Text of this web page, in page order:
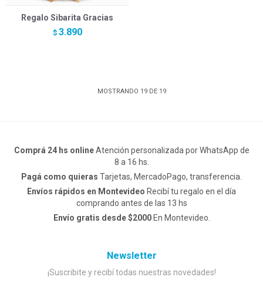
Regalo Sibarita Gracias
$ 3.890
MOSTRANDO 19DE 19
Comprá 24 hs onlineAtención personalizada por WhatsApp de
8 a 16 hs.
Pagá como quieras Tarjetas, MercadoPago, transferencia.
Envíos rápidos en Montevideo Recibí tu regalo en el día
comprando antes de las 13 hs
Envío gratis desde $2000En Montevideo.
Newsletter
¡Suscribite y recibí todas nuestras novedades!